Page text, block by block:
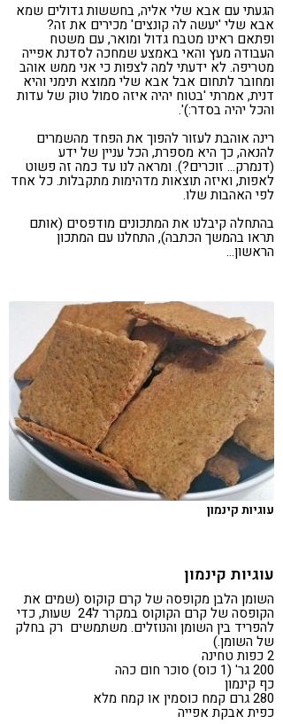
הגעתי עם אבא שלי אליה, בחששות גדולים שמא
אבא שלי 'יעשה לה קונצים' מכירים את זה?
ופתאם ראינו מטבח גדול ומואר, עם משטח
העבודה מעץ והאי באמצע שמחכה לסדנת אפייה
מטריפה. לא ידעתי למה לצפות כי אני ממש אוהב
ומחובר לתחום אבל אבא שלי ממוצא תימני והיא
דנית, אמרתי 'בטוח יהיה איזה סמול טוק של עדות
והכל יהיה בסדר:)'.
רינה אוהבת לעזור להפוך את הפחד מהשמרים
להנאה, כך היא מספרת, הכל עניין של ידע
(דנמרק… זוכרים?). ומראה לנו עד כמה זה פשוט
לאפות, ואיזה תוצאות מדהימות מתקבלות. כל אחד
לפי האהבות שלו.
בהתחלה קיבלנו את המתכונים מודפסים (אותם
תראו בהמשך הכתבה), התחלנו עם המתכון
הראשון…
עוגיות קינמון
עוגיות קינמון
השומן הלבן מקופסה של קרם קוקוס (שמים את
הקופסה של קרם הקוקוס במקרר ל24 שעות, כדי
להפריד בין השומן והנוזלים. משתמשים רק בחלק
של השומן.)
2 כפות טחינה
200 גר' (1 כוס) סוכר חום כהה
כף קינמון
280 גרם קמח כוסמין או קמח מלא
כפית אבקת אפייה